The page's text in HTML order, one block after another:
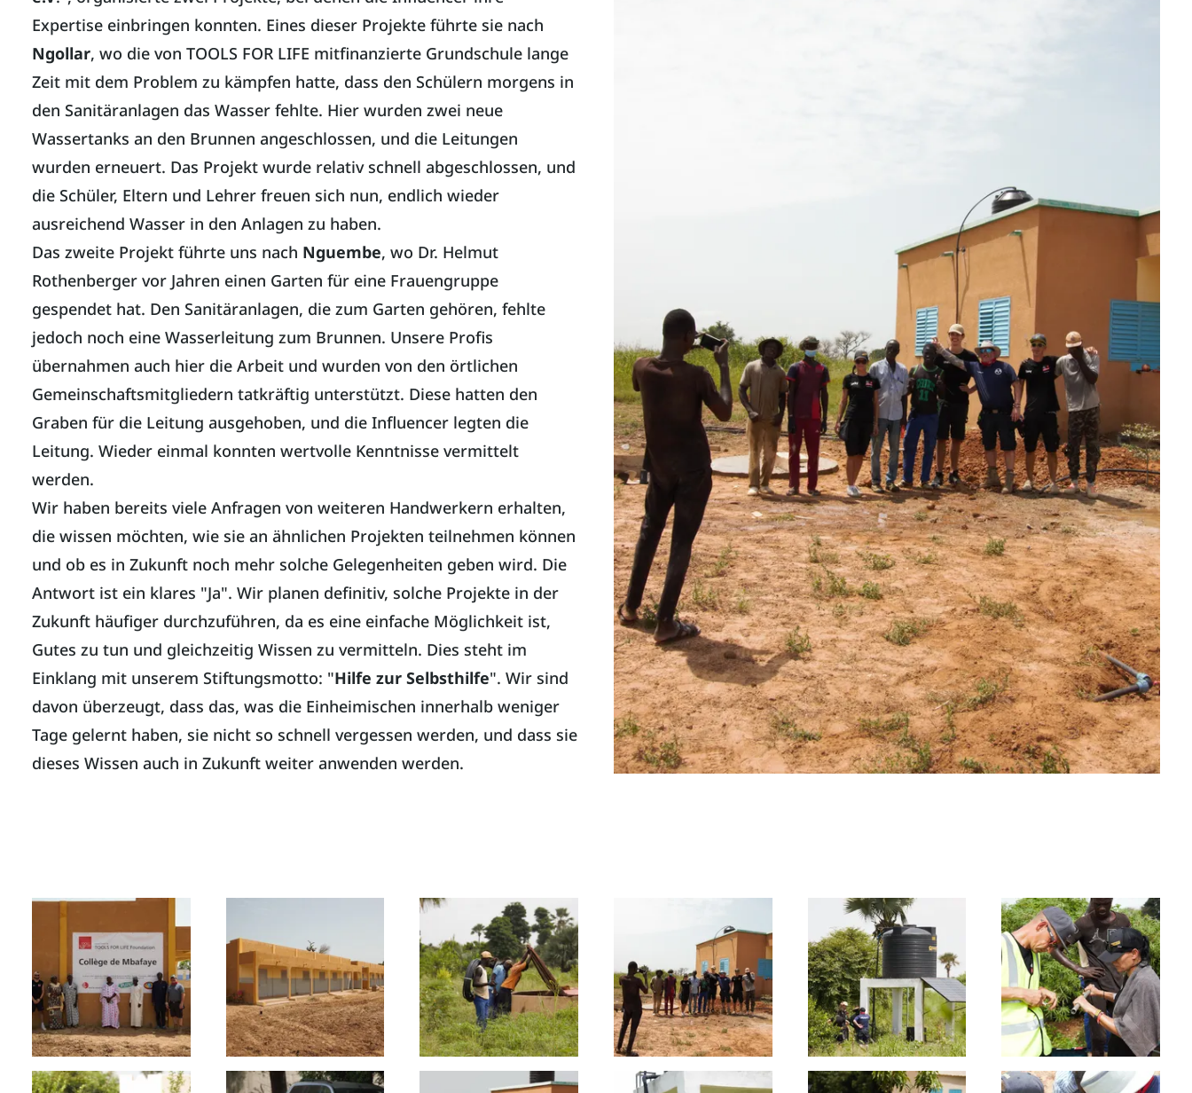
Expertise einbringen konnten. Eines dieser Projekte führte sie nach
Ngollar, wo die von TOOLS FOR LIFE mitfinanzierte Grundschule lange
Zeit mit dem Problem zu kämpfen hatte, dass den Schülern morgens in
den Sanitäranlagen das Wasser fehlte. Hier wurden zwei neue
Wassertanks an den Brunnen angeschlossen, und die Leitungen
wurden erneuert. Das Projekt wurde relativ schnell abgeschlossen, und
die Schüler, Eltern und Lehrer freuen sich nun, endlich wieder
ausreichend Wasser in den Anlagen zu haben.
Das zweite Projekt führte uns nach Nguembe, wo Dr. Helmut
Rothenberger vor Jahren einen Garten für eine Frauengruppe
gespendet hat. Den Sanitäranlagen, die zum Garten gehören, fehlte
jedoch noch eine Wasserleitung zum Brunnen. Unsere Profis
übernahmen auch hier die Arbeit und wurden von den örtlichen
Gemeinschaftsmitgliedern tatkräftig unterstützt. Diese hatten den
Graben für die Leitung ausgehoben, und die Influencer legten die
Leitung. Wieder einmal konnten wertvolle Kenntnisse vermittelt
werden.
Wir haben bereits viele Anfragen von weiteren Handwerkern erhalten,
die wissen möchten, wie sie an ähnlichen Projekten teilnehmen können
und ob es in Zukunft noch mehr solche Gelegenheiten geben wird. Die
Antwort ist ein klares "Ja". Wir planen definitiv, solche Projekte in der
Zukunft häufiger durchzuführen, da es eine einfache Möglichkeit ist,
Gutes zu tun und gleichzeitig Wissen zu vermitteln. Dies steht im
Einklang mit unserem Stiftungsmotto: "Hilfe zur Selbsthilfe". Wir sind
davon überzeugt, dass das, was die Einheimischen innerhalb weniger
Tage gelernt haben, sie nicht so schnell vergessen werden, und dass sie
dieses Wissen auch in Zukunft weiter anwenden werden.